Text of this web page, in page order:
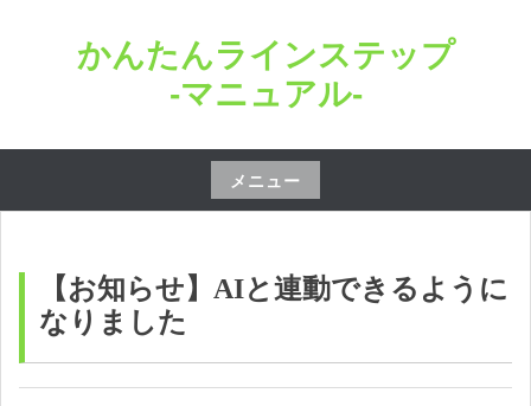
ス
かんたんラインステップ
-マニュアル-
メニュー
コ
テ
【お知らせ】AIと連動できるように
なりました